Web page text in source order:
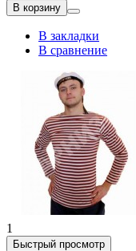
В корзину
В закладки
В сравнение
1
Быстрый просмотр